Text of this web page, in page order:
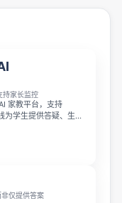
持家长监控
家教平台，支持
为学生提供答疑、生成
仅提供答案